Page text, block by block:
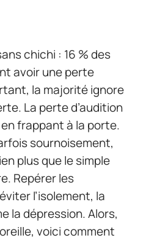
chichi : 16 % des
avoir une perte
la majorité ignore
La perte d’audition
frappant à la porte.
sournoisement,
plus que le simple
Repérer les
l’isolement, la
la dépression. Alors,
voici comment